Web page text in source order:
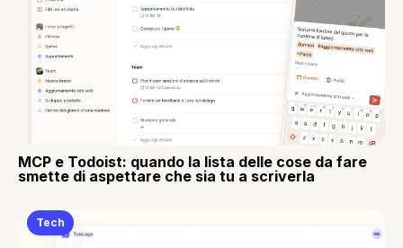
MCP e Todoist: quando la lista delle cose da fare
smette di aspettare che sia tu a scriverla
Tech